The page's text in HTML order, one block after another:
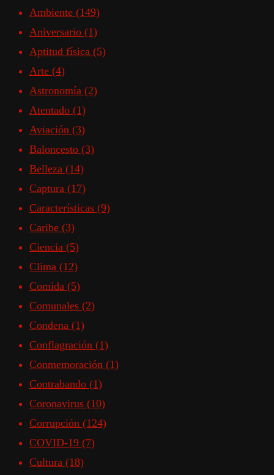
Ambiente (149)
Aniversario (1)
Aptitud física (5)
Arte (4)
Astronomía (2)
Atentado (1)
Aviación (3)
Baloncesto (3)
Belleza (14)
Captura (17)
Características (9)
Caribe (3)
Ciencia (5)
Clima (12)
Comida (5)
Comunales (2)
Condena (1)
Conflagración (1)
Conmemoración (1)
Contrabando (1)
Coronavirus (10)
Corrupción (124)
COVID-19 (7)
Cultura (18)